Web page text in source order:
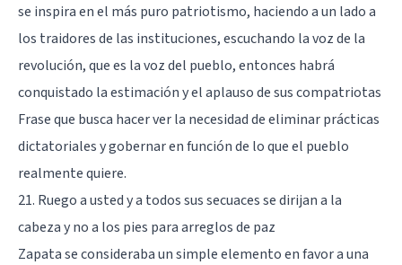
se inspira en el más puro patriotismo, haciendo a un lado a
los traidores de las instituciones, escuchando la voz de la
revolución, que es la voz del pueblo, entonces habrá
conquistado la estimación y el aplauso de sus compatriotas
Frase que busca hacer ver la necesidad de eliminar prácticas
dictatoriales y gobernar en función de lo que el pueblo
realmente quiere.
21. Ruego a usted y a todos sus secuaces se dirijan a la
cabeza y no a los pies para arreglos de paz
Zapata se consideraba un simple elemento en favor a una